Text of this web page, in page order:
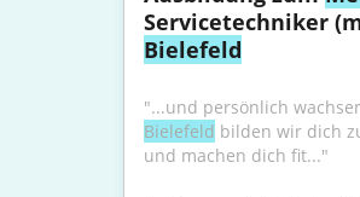
Bielefeld
Bielefeld bilden wir dich
und machen dich fit..."